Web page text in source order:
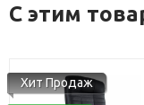
С этим
Хит Продаж